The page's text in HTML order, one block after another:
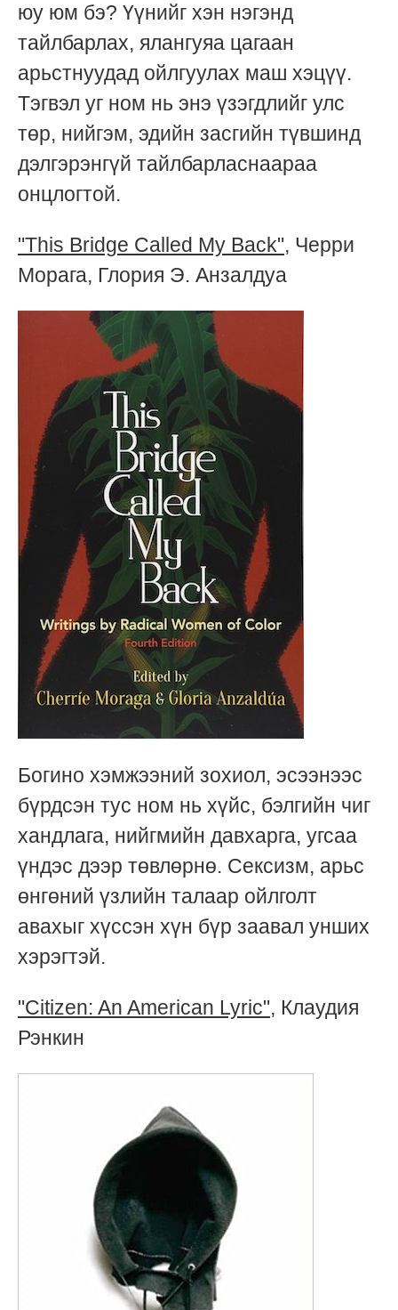
юу юм бэ? Үүнийг хэн нэгэнд
тайлбарлах, ялангуяа цагаан
арьстнуудад ойлгуулах маш хэцүү.
Тэгвэл уг ном нь энэ үзэгдлийг улс
төр, нийгэм, эдийн засгийн түвшинд
дэлгэрэнгүй тайлбарласнаараа
онцлогтой.
"This Bridge Called My Back", Черри
Морага, Глория Э. Анзалдуа
Богино хэмжээний зохиол, эсээнээс
бүрдсэн тус ном нь хүйс, бэлгийн чиг
хандлага, нийгмийн давхарга, угсаа
үндэс дээр төвлөрнө. Сексизм, арьс
өнгөний үзлийн талаар ойлголт
авахыг хүссэн хүн бүр заавал унших
хэрэгтэй.
"Citizen: An American Lyric", Клаудия
Рэнкин